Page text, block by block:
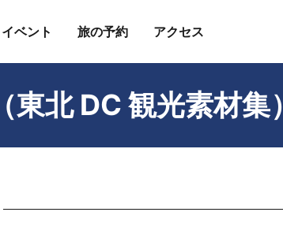
イベント 旅の予約 アクセス
北 DC 観光素材集）